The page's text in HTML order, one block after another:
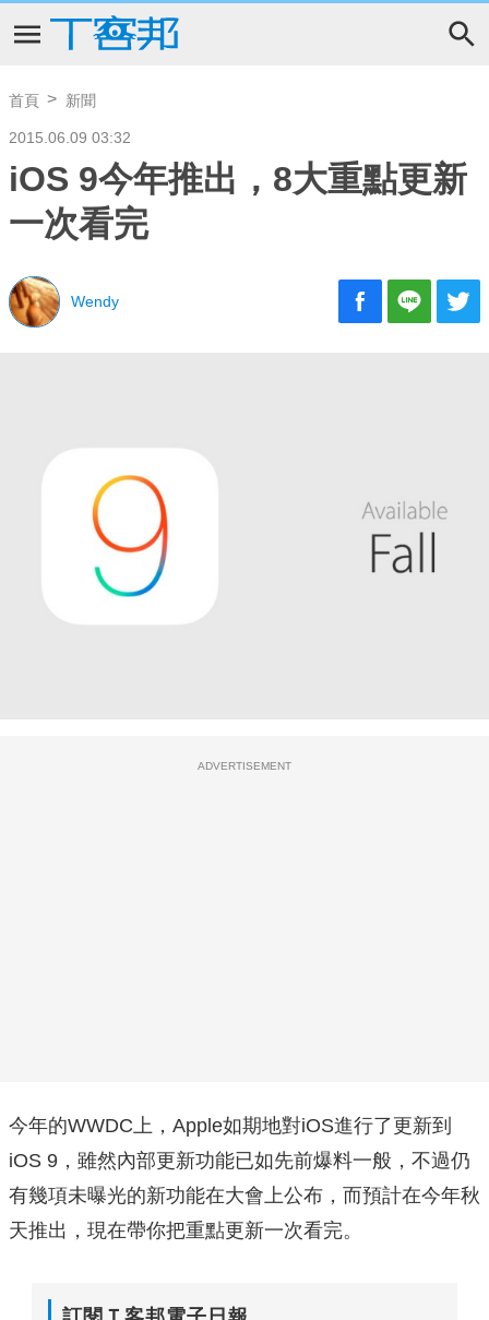
首頁 新聞
2015.06.09 03:32
iOS 9今年推出，8大重點更新
一次看完
Wendy
ADVERTISEMENT
今年的WWDC上，Apple如期地對iOS進行了更新到
iOS 9，雖然內部更新功能已如先前爆料一般，不過仍
有幾項未曝光的新功能在大會上公布，而預計在今年秋
天推出，現在帶你把重點更新一次看完。